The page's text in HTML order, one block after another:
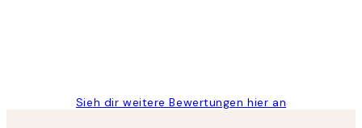
Sieh dir weitere Bewertungen hier an